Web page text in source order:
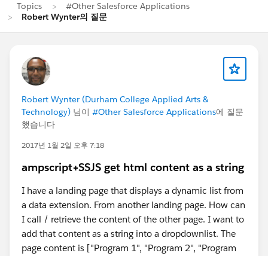
Topics
#Other Salesforce Applications
Robert Wynter의 질문
Robert Wynter (Durham College Applied Arts &
Technology) 님이 #Other Salesforce Applications에 질문
했습니다
2017년 1월 2일 오후 7:18
ampscript+SSJS get html content as a string
I have a landing page that displays a dynamic list from
a data extension. From another landing page. How can
I call / retrieve the content of the other page. I want to
add that content as a string into a dropdownlist. The
page content is ["Program 1", "Program 2", "Program